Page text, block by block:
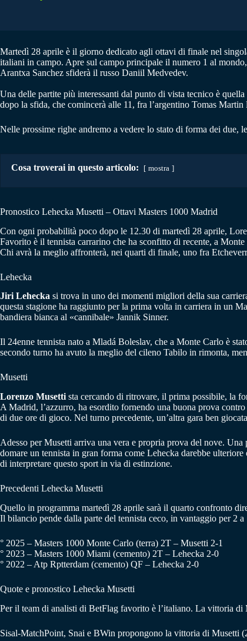
Martedì 28 aprile è il giorno dedicato agli ottavi di finale nel
italiani in campo. Apre sul campo principale il numero 1 al mondo,
Arantxa Sanchez sfiderà il russo Daniil Medvedev.
Una delle partite più interessanti dal punto di vista tecnico è
dopo la sfida, che comincerà alle 11, fra l’argentino Tomas
Nelle prossime righe andremo a vedere lo stato di forma dei due,
Cosa troverai in questo articolo: mostra
Pronostico Lehecka Musetti – Ottavi Masters 1000 Madrid
Con ogni probabilità poco dopo le 12.30 di martedì 28 aprile,
Favorito è il tennista carrarino che ha sconfitto di recente, a
Chi avrà la meglio affronterà, nei quarti di finale, uno fra
Lehecka
Jiri Lehecka si trova in uno dei momenti migliori della sua
questa stagione ha raggiunto per la prima volta in carriera in un
bandiera bianca al «cannibale» Jannik Sinner.
Il 24enne tennista nato a Mladá Boleslav, che a Monte Carlo è
secondo turno ha avuto la meglio del cileno Tabilo in rimonta,
Musetti
Lorenzo Musetti sta cercando di ritrovare, il prima possibile, la
A Madrid, l’azzurro, ha esordito fornendo una buona prova
di due ore di gioco. Nel turno precedente, un’altra gara ben
Adesso per Musetti arriva una vera e propria prova del nove.
domare un tennista in gran forma come Lehecka darebbe
di interpretare questo sport in via di estinzione.
Precedenti Lehecka Musetti
Quello in programma martedì 28 aprile sarà il quarto confronto
Il bilancio pende dalla parte del tennista ceco, in vantaggio per 2 a
° 2025 – Masters 1000 Monte Carlo (terra) 2T – Musetti 2-1
° 2023 – Masters 1000 Miami (cemento) 2T – Lehecka 2-0
° 2022 – Atp Rptterdam (cemento) QF – Lehecka 2-0
Quote e pronostico Lehecka Musetti
Per il team di analisti di BetFlag favorito è l’italiano. La vittoria di
Sisal-MatchPoint, Snai e BWin propongono la vittoria di Musetti